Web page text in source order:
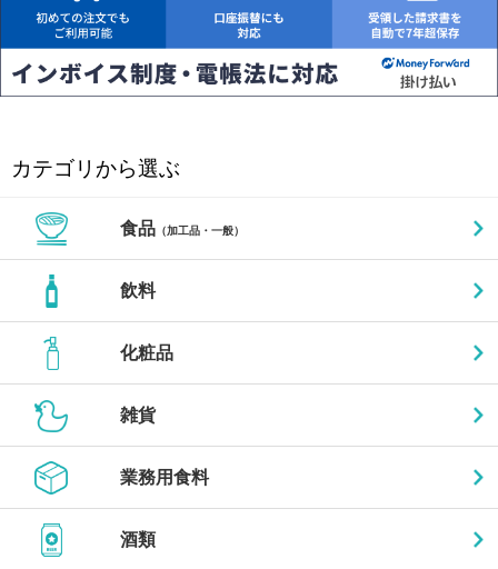
カテゴリから選ぶ
食品（加工品・一般）
飲料
化粧品
雑貨
業務用食料
酒類